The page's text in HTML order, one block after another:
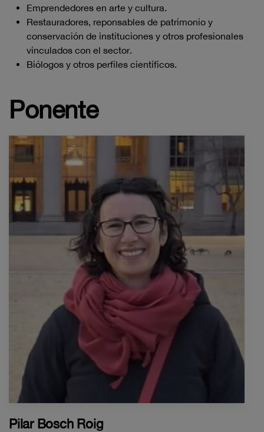
Emprendedores en arte y cultura.
Restauradores, reponsables de patrimonio y
conservación de instituciones y otros profesionales
vinculados con el sector.
Biólogos y otros perfiles científicos.
Ponente
Pilar Bosch Roig